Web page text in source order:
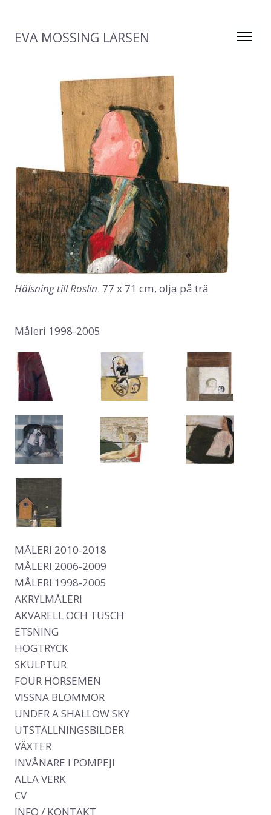
EVA MOSSING LARSEN
Main navigation
MÅLERI 2010-2018
MÅLERI 2006-2009
MÅLERI 1998-2005
AKRYLMÅLERI
AKVARELL OCH TUSCH
ETSNING
HÖGTRYCK
SKULPTUR
FOUR HORSEMEN
VISSNA BLOMMOR
UNDER A SHALLOW SKY
UTSTÄLLNINGSBILDER
VÄXTER
INVÅNARE I POMPEJI
ALLA VERK
CV
INFO / KONTAKT
Hälsning till Roslin. 77 x 71 cm, olja på trä
Måleri 1998-2005